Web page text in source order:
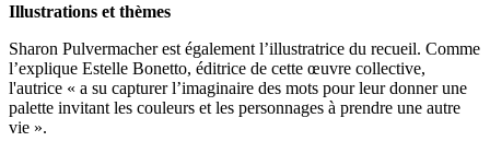
Illustrations et thèmes
Sharon Pulvermacher est également l’illustratrice du recueil. Comme
l’explique Estelle Bonetto, éditrice de cette œuvre collective,
l'autrice « a su capturer l’imaginaire des mots pour leur donner une
palette invitant les couleurs et les personnages à prendre une autre
vie ».